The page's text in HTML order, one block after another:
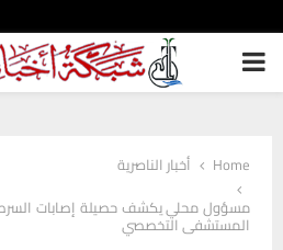
PRIMARY
Home
أخبار الناصرية
مسؤول محلي يكشف حصيلة إصابات
المستشفى التخصصي